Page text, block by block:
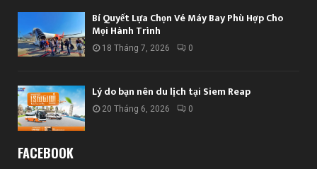
Bí Quyết Lựa Chọn Vé Máy Bay Phù Hợp Cho
Mọi Hành Trình
18 Tháng 7, 2026 0
Lý do bạn nên du lịch tại Siem Reap
20 Tháng 6, 2026 0
FACEBOOK